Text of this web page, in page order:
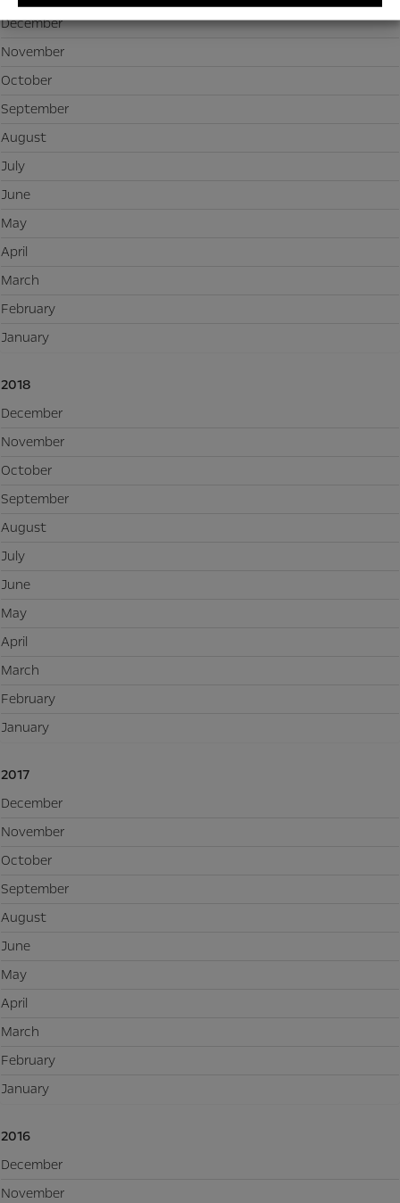
December
November
October
September
August
July
June
May
April
March
February
January
2018
December
November
October
September
August
July
June
May
April
March
February
January
2017
December
November
October
September
August
June
May
April
March
February
January
2016
December
November